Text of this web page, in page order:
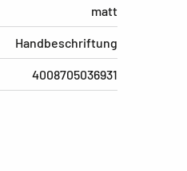
matt
Handbeschriftung
4008705036931